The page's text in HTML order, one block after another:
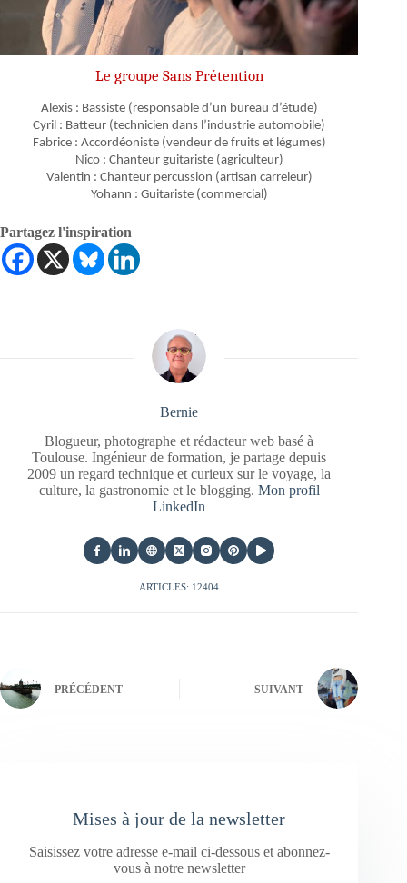
Le groupe Sans Prétention
Alexis : Bassiste (responsable d’un bureau d’étude)
Cyril : Batteur (technicien dans l’industrie automobile)
Fabrice : Accordéoniste (vendeur de fruits et légumes)
Nico : Chanteur guitariste (agriculteur)
Valentin : Chanteur percussion (artisan carreleur)
Yohann : Guitariste (commercial)
Partagez l'inspiration
Bernie
Blogueur, photographe et rédacteur web basé à
Toulouse. Ingénieur de formation, je partage depuis
2009 un regard technique et curieux sur le voyage, la
culture, la gastronomie et le blogging. Mon profil
LinkedIn
ARTICLES: 12404
PRÉCÉDENT SUIVANT
Mises à jour de la newsletter
Saisissez votre adresse e-mail ci-dessous et abonnez-
vous à notre newsletter